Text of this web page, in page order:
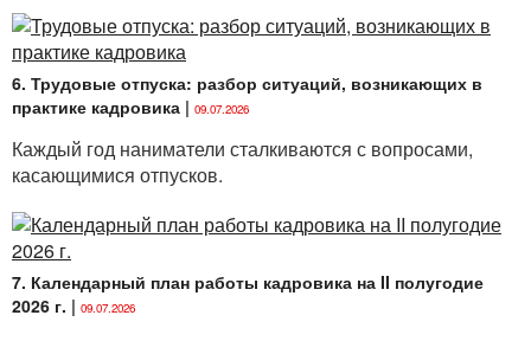
6. Трудовые отпуска: разбор ситуаций, возникающих в
практике кадровика | 09.07.2026
Каждый год наниматели сталкиваются с вопросами,
касающимися отпусков.
7. Календарный план работы кадровика на II полугодие
2026 г. | 09.07.2026